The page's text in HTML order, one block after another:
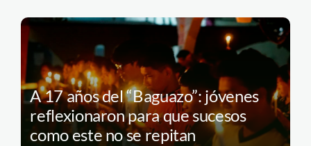
A 17 años del “Baguazo”: jóvenes
reflexionaron para que sucesos
como este no se repitan